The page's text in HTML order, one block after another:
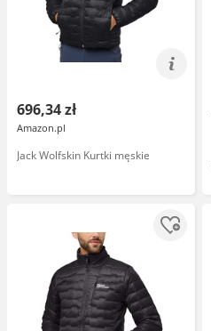
696,34 zł
Amazon.pl
Jack Wolfskin Kurtki męskie